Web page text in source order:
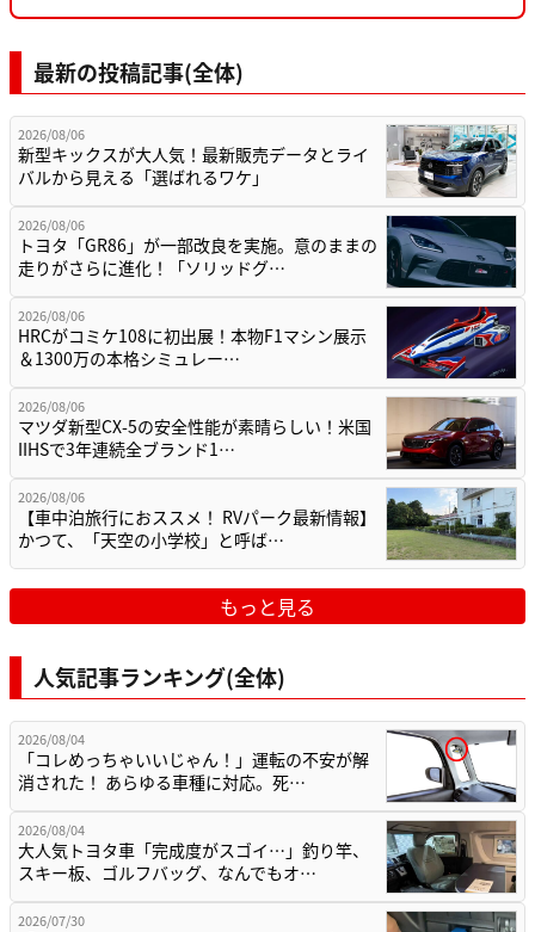
最新の投稿記事(全体)
2026/08/06
新型キックスが大人気！最新販売データとライ
バルから見える「選ばれるワケ」
2026/08/06
トヨタ「GR86」が一部改良を実施。意のままの
走りがさらに進化！「ソリッドグ…
2026/08/06
HRCがコミケ108に初出展！本物F1マシン展示
＆1300万の本格シミュレー…
2026/08/06
マツダ新型CX-5の安全性能が素晴らしい！米国
IIHSで3年連続全ブランド1…
2026/08/06
【車中泊旅行におススメ！ RVパーク最新情報】
かつて、「天空の小学校」と呼ば…
もっと見る
人気記事ランキング(全体)
2026/08/04
「コレめっちゃいいじゃん！」運転の不安が解
消された！ あらゆる車種に対応。死…
2026/08/04
大人気トヨタ車「完成度がスゴイ…」釣り竿、
スキー板、ゴルフバッグ、なんでもオ…
2026/07/30